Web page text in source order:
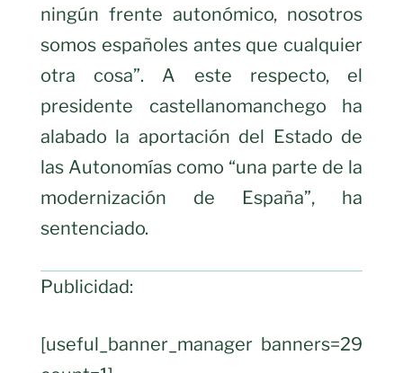
ningún frente autonómico, nosotros
somos españoles antes que cualquier
otra cosa”. A este respecto, el
presidente castellanomanchego ha
alabado la aportación del Estado de
las Autonomías como “una parte de la
modernización de España”, ha
sentenciado.
Publicidad:
[useful_banner_manager banners=29